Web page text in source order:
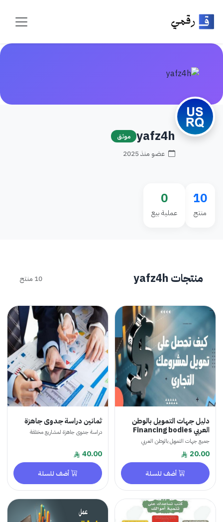
yafz4h موثق
عضو منذ 2025
10
منتج
0
عملية بيع
منتجات yafz4h 10 منتج
دليل جهات التمويل بالوطن
العربي Financing bodies
جميع جهات التمويل بالوطن العربي
20.00
أضف للسلة
ثمانين دراسة جدوى جاهزة
دراسة جدوى جاهزة لمشاريع مختلفة
40.00
أضف للسلة